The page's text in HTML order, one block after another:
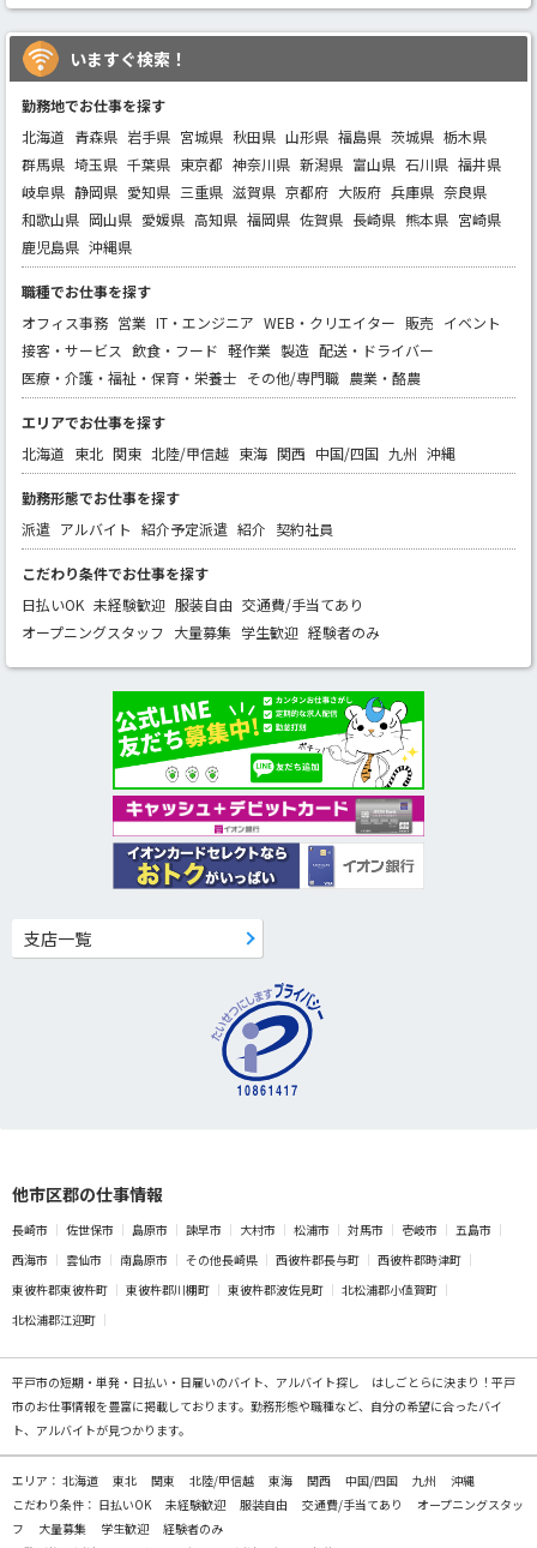
いますぐ検索！
勤務地でお仕事を探す
北海道 青森県 岩手県 宮城県 秋田県 山形県 福島県 茨城県 栃木県
群馬県 埼玉県 千葉県 東京都 神奈川県 新潟県 富山県 石川県 福井県
岐阜県 静岡県 愛知県 三重県 滋賀県 京都府 大阪府 兵庫県 奈良県
和歌山県 岡山県 愛媛県 高知県 福岡県 佐賀県 長崎県 熊本県 宮崎県
鹿児島県 沖縄県
職種でお仕事を探す
オフィス事務 営業 IT・エンジニア WEB・クリエイター 販売 イベント
接客・サービス 飲食・フード 軽作業 製造 配送・ドライバー
医療・介護・福祉・保育・栄養士 その他/専門職 農業・酪農
エリアでお仕事を探す
北海道 東北 関東 北陸/甲信越 東海 関西 中国/四国 九州 沖縄
勤務形態でお仕事を探す
派遣 アルバイト 紹介予定派遣 紹介 契約社員
こだわり条件でお仕事を探す
日払いOK 未経験歓迎 服装自由 交通費/手当てあり
オープニングスタッフ 大量募集 学生歓迎 経験者のみ
支店一覧
他市区郡の仕事情報
長崎市 佐世保市 島原市 諫早市 大村市 松浦市 対馬市 壱岐市
五島市
西海市
雲仙市 南島原市 その他長崎県 西彼杵郡長与町
西彼杵郡時津町
東彼杵郡東彼杵町
東彼杵郡川棚町 東彼杵郡波佐見町
北松浦郡小値賀町
北松浦郡江迎町
平戸市の短期・単発・日払い・日雇いのバイト、アルバイト探し
はしごとらに決まり！平戸
市のお仕事情報を豊富に掲載しております。勤務形態や職種など、自分の希望に合ったバイ
ト、アルバイトが見つかります。
エリア： 北海道 東北 関東 北陸/甲信越 東海 関西 中国/四国 九州
沖縄
こだわり条件： 日払いOK 未経験歓迎 服装自由 交通費/手当てあり
オープニングスタッ
フ
大量募集 学生歓迎
経験者のみ